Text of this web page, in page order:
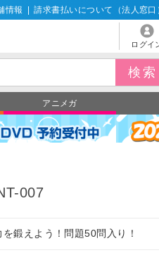
情報 請求書払いについて（法人窓口
ログイ
アニメガ
007
鍛えよう！問題50問入り！